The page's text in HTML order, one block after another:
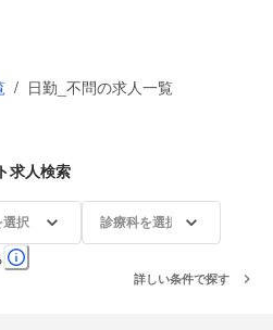
/ 日勤_不問の求人一覧
求人検索
選択 診療科を選択
詳しい条件で探す